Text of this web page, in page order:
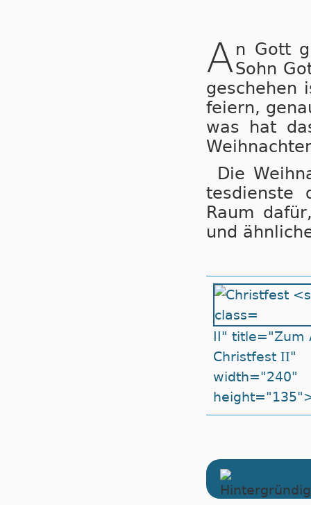
An Gott
Sohn
geschehen
feiern,
was hat
Die
tes­dienste
Raum
und
II" title="Zum
Christfest II"
width="240"